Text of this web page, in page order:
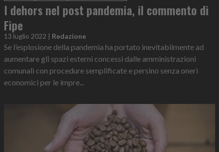
I dehors nel post pandemia, il commento di
Fipe
13 luglio 2022 | Redazione
Se l’esplosione della pandemia ha portato inevitabilmente ad
aumentare gli spazi esterni concessi dalle amministrazioni
comunali con procedure semplificate e persino senza oneri
economici per le impre...